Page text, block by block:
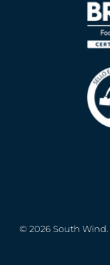
© 2026South Wind